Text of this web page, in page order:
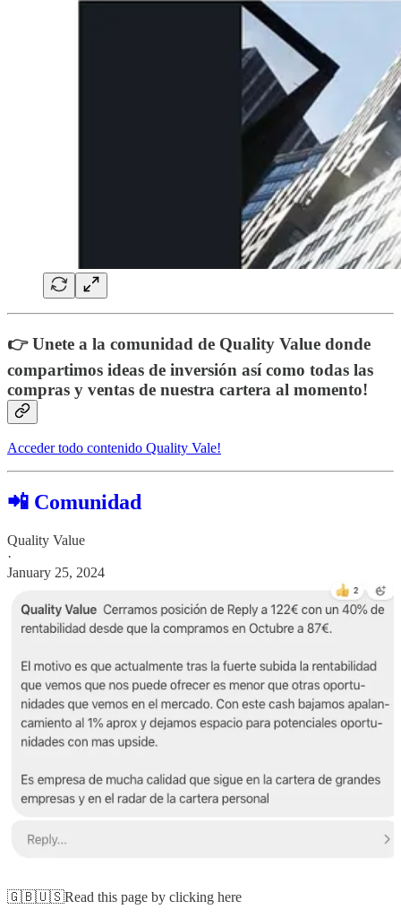
👉 Unete a la comunidad de Quality Value donde
compartimos ideas de inversión así como todas las
compras y ventas de nuestra cartera al momento!
Acceder todo contenido Quality Vale!
📲 Comunidad
Quality Value
·
January 25, 2024
🇬🇧🇺🇸Read this page by clicking here